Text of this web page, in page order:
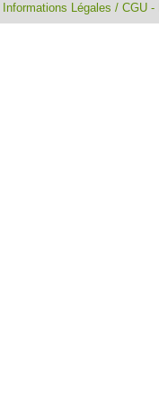
Informations Légales / CGU -